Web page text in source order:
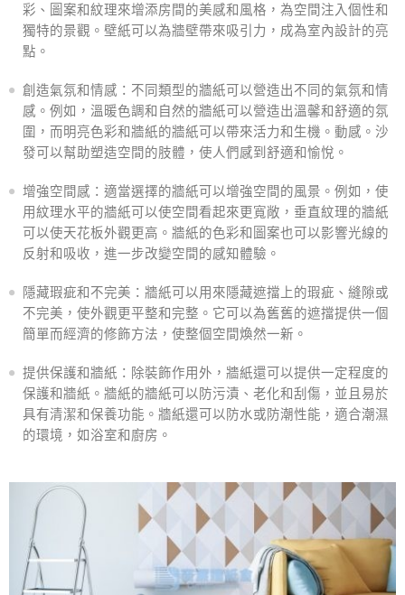
彩、圖案和紋理來增添房間的美感和風格，為空間注入個性和
獨特的景觀。壁紙可以為牆壁帶來吸引力，成為室內設計的亮
點。
創造氣氛和情感：不同類型的牆紙可以營造出不同的氣氛和情
感。例如，溫暖色調和自然的牆紙可以營造出溫馨和舒適的氛
圍，而明亮色彩和牆紙的牆紙可以帶來活力和生機。動感。沙
發可以幫助塑造空間的肢體，使人們感到舒適和愉悅。
增強空間感：適當選擇的牆紙可以增強空間的風景。例如，使
用紋理水平的牆紙可以使空間看起來更寬敞，垂直紋理的牆紙
可以使天花板外觀更高。牆紙的色彩和圖案也可以影響光線的
反射和吸收，進一步改變空間的感知體驗。
隱藏瑕疵和不完美：牆紙可以用來隱藏遮擋上的瑕疵、縫隙或
不完美，使外觀更平整和完整。它可以為舊舊的遮擋提供一個
簡單而經濟的修飾方法，使整個空間煥然一新。
提供保護和牆紙：除裝飾作用外，牆紙還可以提供一定程度的
保護和牆紙。牆紙的牆紙可以防污漬、老化和刮傷，並且易於
具有清潔和保養功能。牆紙還可以防水或防潮性能，適合潮濕
的環境，如浴室和廚房。